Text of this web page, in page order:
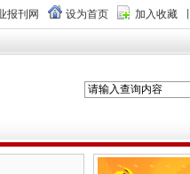
报刊网 设为首页 加入收藏